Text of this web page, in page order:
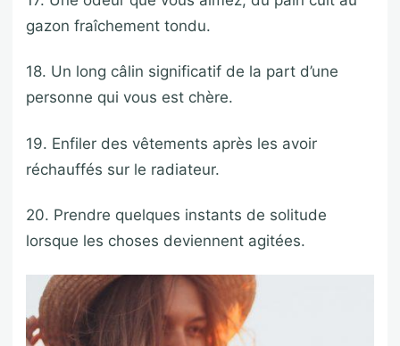
gazon fraîchement tondu.
18. Un long câlin significatif de la part d’une
personne qui vous est chère.
19. Enfiler des vêtements après les avoir
réchauffés sur le radiateur.
20. Prendre quelques instants de solitude
lorsque les choses deviennent agitées.